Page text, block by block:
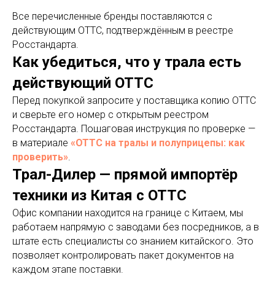
Все перечисленные бренды поставляются с
действующим ОТТС, подтверждённым в реестре
Росстандарта.
Как убедиться, что у трала есть
действующий ОТТС
Перед покупкой запросите у поставщика копию ОТТС
и сверьте его номер с открытым реестром
Росстандарта. Пошаговая инструкция по проверке —
в материале «ОТТС на тралы и полуприцепы: как
проверить».
Трал-Дилер — прямой импортёр
техники из Китая с ОТТС
Офис компании находится на границе с Китаем, мы
работаем напрямую с заводами без посредников, а в
штате есть специалисты со знанием китайского. Это
позволяет контролировать пакет документов на
каждом этапе поставки.